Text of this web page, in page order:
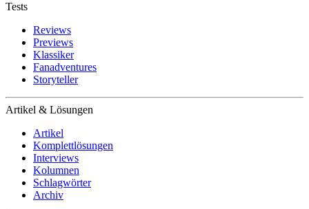
Tests
Reviews
Previews
Klassiker
Fanadventures
Storyteller
Artikel & Lösungen
Artikel
Komplettlösungen
Interviews
Kolumnen
Schlagwörter
Archiv